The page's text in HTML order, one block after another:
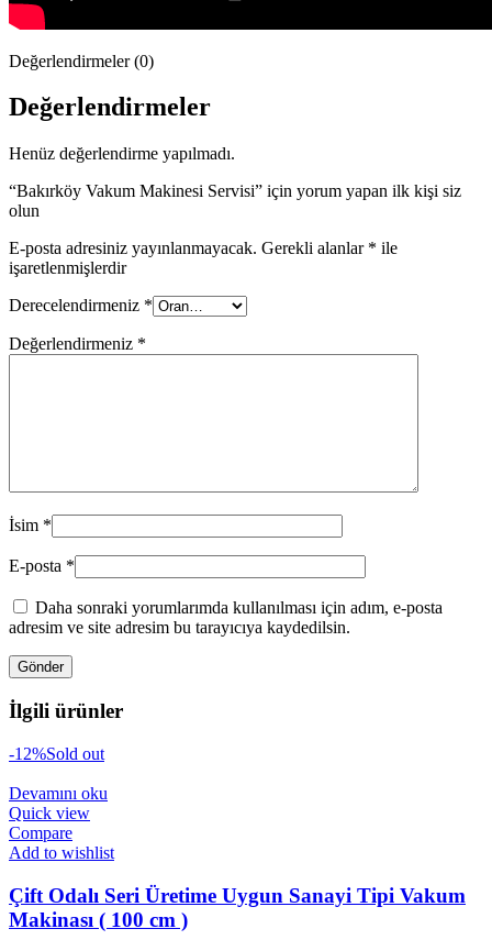
Değerlendirmeler (0)
Değerlendirmeler
Henüz değerlendirme yapılmadı.
“Bakırköy Vakum Makinesi Servisi” için yorum yapan ilk kişi siz
olun
E-posta adresiniz yayınlanmayacak. Gerekli alanlar * ile
işaretlenmişlerdir
Derecelendirmeniz *
Değerlendirmeniz *
İsim *
E-posta *
Daha sonraki yorumlarımda kullanılması için adım, e-posta
adresim ve site adresim bu tarayıcıya kaydedilsin.
İlgili ürünler
-12%Sold out
Devamını oku
Quick view
Compare
Add to wishlist
Çift Odalı Seri Üretime Uygun Sanayi Tipi Vakum
Makinası ( 100 cm )